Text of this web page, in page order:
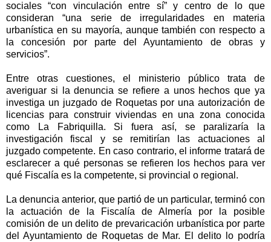
sociales “con vinculación entre sí” y centro de lo que
consideran “una serie de irregularidades en materia
urbanística en su mayoría, aunque también con respecto a
la concesión por parte del Ayuntamiento de obras y
servicios”.
Entre otras cuestiones, el ministerio público trata de
averiguar si la denuncia se refiere a unos hechos que ya
investiga un juzgado de Roquetas por una autorización de
licencias para construir viviendas en una zona conocida
como La Fabriquilla. Si fuera así, se paralizaría la
investigación fiscal y se remitirían las actuaciones al
juzgado competente. En caso contrario, el informe tratará de
esclarecer a qué personas se refieren los hechos para ver
qué Fiscalía es la competente, si provincial o regional.
La denuncia anterior, que partió de un particular, terminó con
la actuación de la Fiscalía de Almería por la posible
comisión de un delito de prevaricación urbanística por parte
del Ayuntamiento de Roquetas de Mar. El delito lo podría